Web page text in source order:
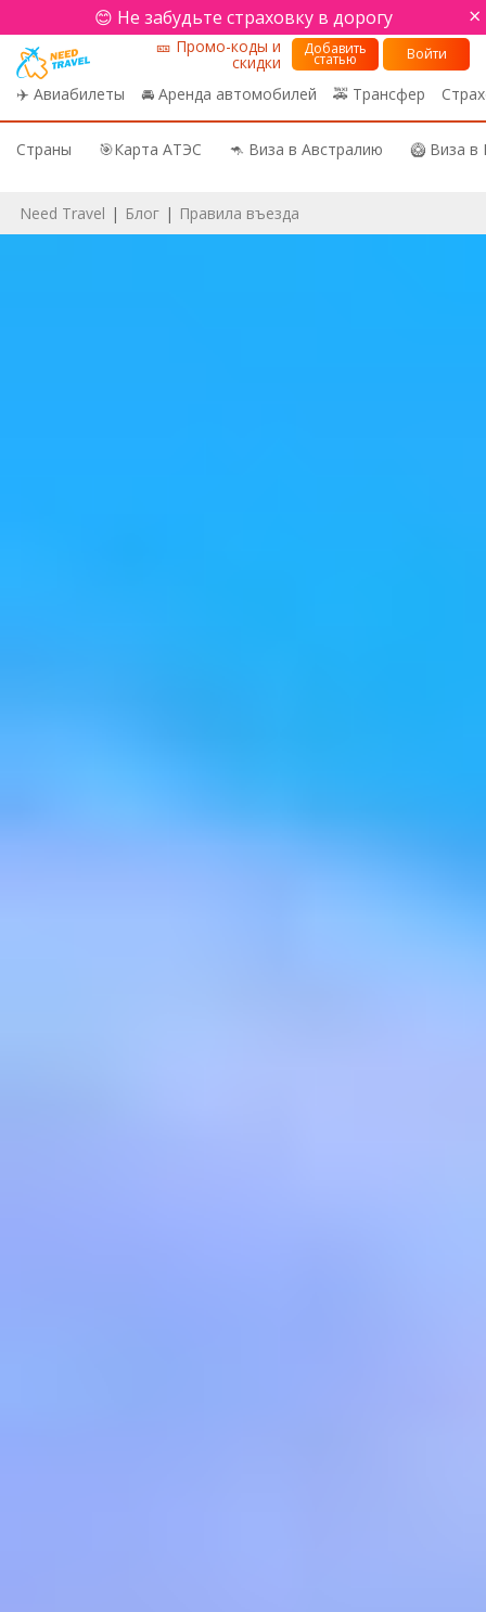
😊 Не забудьте страховку в дорогу ×
✈️ Авиабилеты 🚘 Аренда автомобилей 🚕 Трансфер
🎫 Промо-коды и
скидки
Добавить
статью Войти
Страны 🎯Карта АТЭС 🦘 Виза в Австралию 🥝 Виза
Need Travel | Блог | Правила въезда